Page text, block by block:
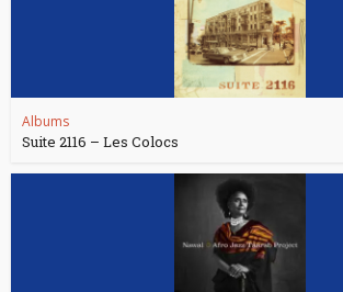
Albums
Suite 2116 – Les Colocs